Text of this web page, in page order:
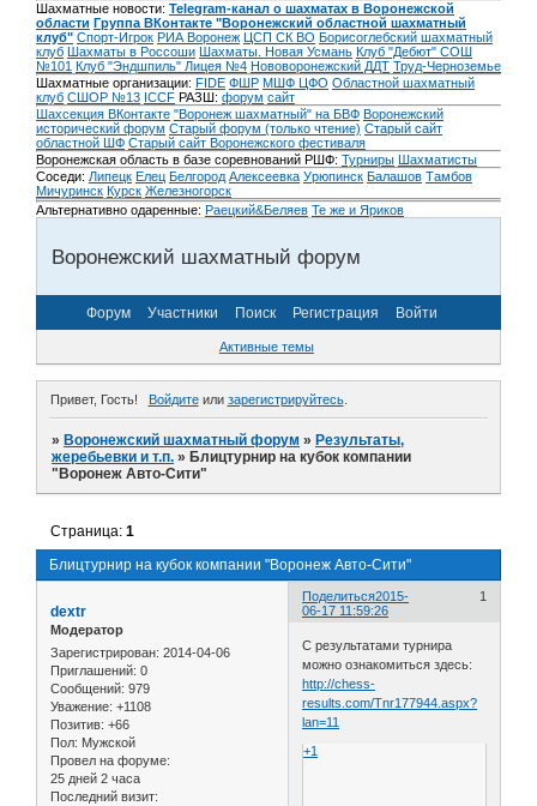
Шахматные новости: Telegram-канал о шахматах в Воронежской
области Группа ВКонтакте "Воронежский областной шахматный
клуб" Спорт-Игрок РИА Воронеж ЦСП СК ВО Борисоглебский шахматный
клуб Шахматы в Россоши Шахматы. Новая Усмань Клуб "Дебют" СОШ
№101 Клуб "Эндшпиль" Лицея №4 Нововоронежский ДДТ Труд-Черноземье
Шахматные организации: FIDE ФШР МШФ ЦФО Областной шахматный
клуб СШОР №13 ICCF РАЗШ: форум сайт
Шахсекция ВКонтакте "Воронеж шахматный" на БВФ Воронежский
исторический форум Cтарый форум (только чтение) Старый сайт
областной ШФ Старый сайт Воронежского фестиваля
Воронежская область в базе соревнований РШФ: Турниры Шахматисты
Соседи: Липецк Елец Белгород Алексеевка Урюпинск Балашов Тамбов
Мичуринск Курск Железногорск
Альтернативно одаренные: Раецкий&Беляев Те же и Яриков
Воронежский шахматный форум
Форум Участники Поиск Регистрация Войти
Активные темы
Привет, Гость! Войдитеили зарегистрируйтесь.
»Воронежский шахматный форум »Результаты,
жеребьевки и т.п. »Блицтурнир на кубок компании
"Воронеж Авто-Сити"
Блицтурнир на кубок компании "Воронеж Авто-Сити"
Страница:1
Поделиться 1
2015-
06-17 11:59:26
dextr
Модератор
Зарегистрирован: 2014-04-06
Приглашений: 0
Сообщений: 979
Уважение: +1108
Позитив: +66
Пол: Мужской
Провел на форуме:
25 дней 2 часа
Последний визит:
С результатами турнира
можно ознакомиться здесь:
http://chess-
results.com/Tnr177944.aspx?
lan=11
+1